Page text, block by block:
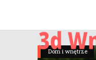
Dom i wnętrze